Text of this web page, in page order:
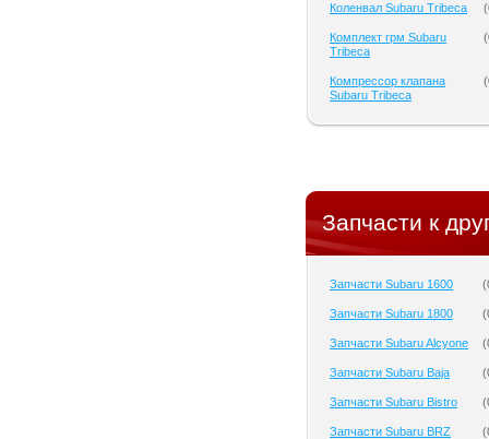
Коленвал Subaru Tribeca (
Комплект грм Subaru
Tribeca
(
Компрессор клапана
Subaru Tribeca
(
Запчасти к
Запчасти Subaru 1600 (
Запчасти Subaru 1800 (
Запчасти Subaru Alcyone (
Запчасти Subaru Baja (
Запчасти Subaru Bistro (
Запчасти Subaru BRZ (